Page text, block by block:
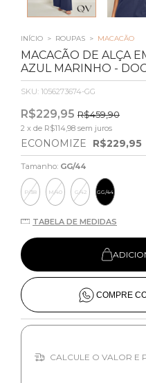
INÍCIO > ROUPAS > MACACÃO
MACACÃO DE ALÇA
AZUL MARINHO -
SKU: 1056273674-GG
R$229,95 R$459,90
2 x de R$114,98 sem juros
ECONOMIZE R$229,95
Tamanho: GG/44
P/38 M/40 G/42 GG/44
TABELA DE MEDIDAS
COMPRE
CALCULE O VALOR E